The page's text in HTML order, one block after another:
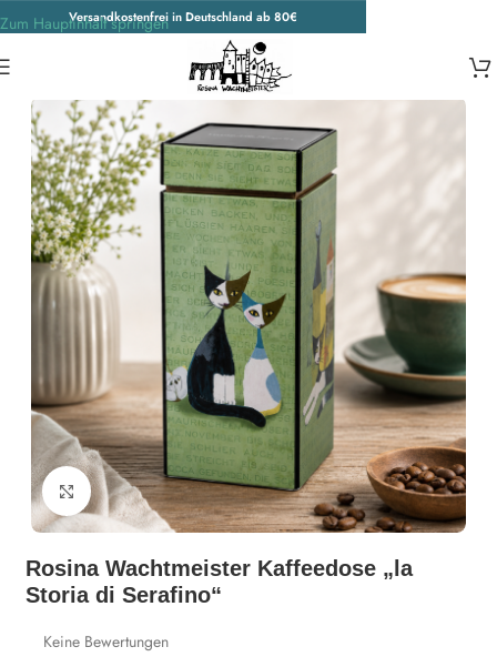
Versandkostenfrei in Deutschland ab 80€
Zum Hauptinhalt springen
Accessoires
Zum Vergrößern klicken
Rosina Wachtmeister Kaffeedose „la
Storia di Serafino“
Keine Bewertungen